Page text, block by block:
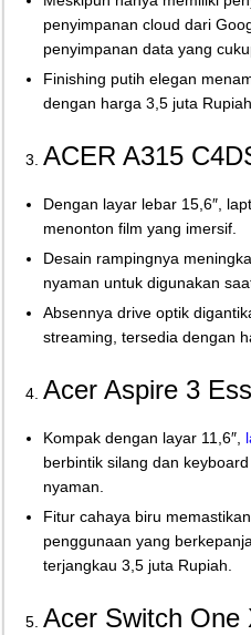
penyimpanan cloud dari
penyimpanan data yang
Finishing putih elegan
dengan harga 3,5 juta Rupiah.
ACER A315
Dengan layar lebar 15,6″,
menonton film yang imersif.
Desain rampingnya
nyaman untuk digunakan
Absennya drive optik
streaming, tersedia dengan
Acer Aspire 3
Kompak dengan layar 11,6″,
berbintik silang dan
nyaman.
Fitur cahaya biru
penggunaan yang
terjangkau 3,5 juta Rupiah.
Acer Switch One